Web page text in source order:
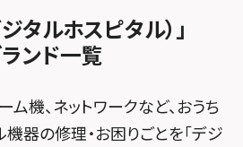
ルル松戸五香
ルル宮野木
が丘
日井勝川
道オペラパーク
阪ロンモール布施
出張所
ー
修理
タルホスピタル）」
ンド一覧
ム機、ネットワークなど、おうち
器の修理・お困りごとを「デジ